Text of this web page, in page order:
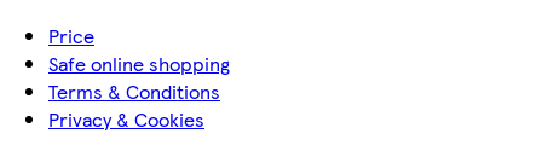
Price
Safe online shopping
Terms & Conditions
Privacy & Cookies